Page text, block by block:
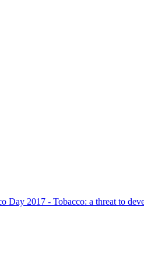
Day 2017 - Tobacco: a threat to